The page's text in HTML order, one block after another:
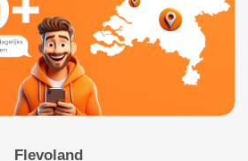
Flevoland